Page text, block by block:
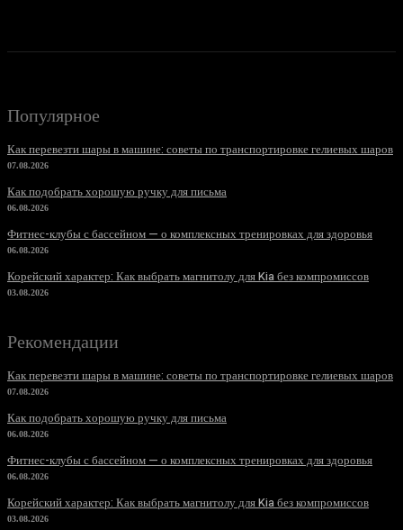
Популярное
Как перевезти шары в машине: советы по транспортировке гелиевых шаров
07.08.2026
Как подобрать хорошую ручку для письма
06.08.2026
Фитнес-клубы с бассейном — о комплексных тренировках для здоровья
06.08.2026
Корейский характер: Как выбрать магнитолу для Kia без компромиссов
03.08.2026
Рекомендации
Как перевезти шары в машине: советы по транспортировке гелиевых шаров
07.08.2026
Как подобрать хорошую ручку для письма
06.08.2026
Фитнес-клубы с бассейном — о комплексных тренировках для здоровья
06.08.2026
Корейский характер: Как выбрать магнитолу для Kia без компромиссов
03.08.2026